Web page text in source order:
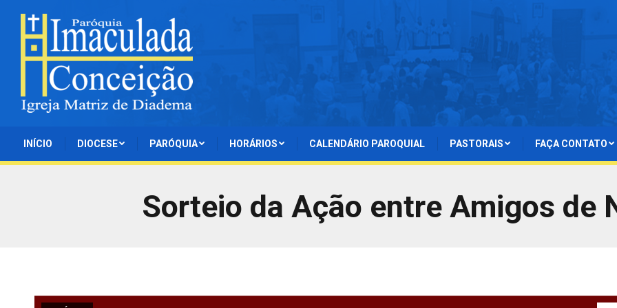
INÍCIO DIOCESE PARÓQUIA HORÁRIOS CALENDÁRIO PAROQUIAL PASTORAIS FAÇA CONTATO
Sorteio da Ação entre Amigos de